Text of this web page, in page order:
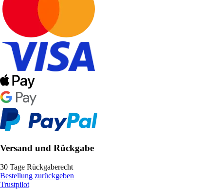
Versand und Rückgabe
30 Tage Rückgaberecht
Bestellung zurückgeben
Trustpilot